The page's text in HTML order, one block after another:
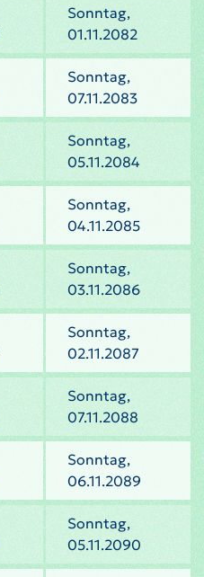
Sonntag,
01.11.2082
Sonntag,
07.11.2083
Sonntag,
05.11.2084
Sonntag,
04.11.2085
Sonntag,
03.11.2086
Sonntag,
02.11.2087
Sonntag,
07.11.2088
Sonntag,
06.11.2089
Sonntag,
05.11.2090